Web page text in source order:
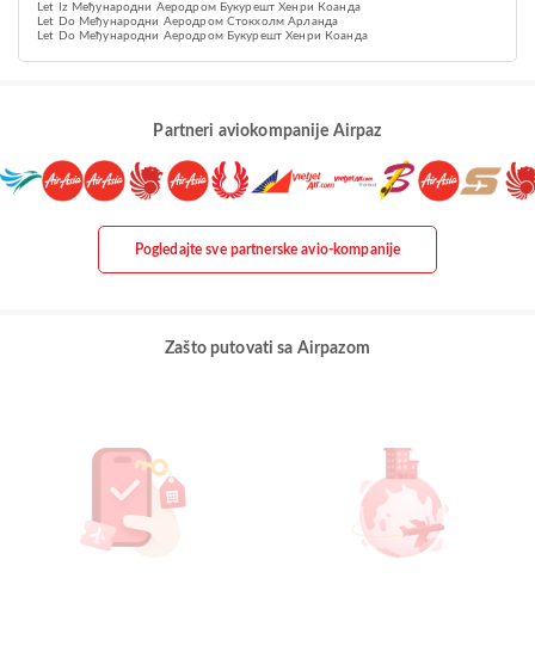
Let Iz Међународни Аеродром Букурешт Хенри Коанда
Let Do Међународни Аеродром Стокхолм Арланда
Let Do Међународни Аеродром Букурешт Хенри Коанда
Partneri aviokompanije Airpaz
Pogledajte sve partnerske avio-kompanije
Zašto putovati sa Airpazom